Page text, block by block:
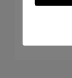
genau